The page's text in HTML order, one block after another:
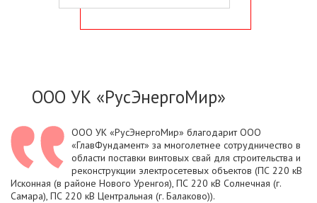
ООО УК «РусЭнергоМир»
ООО УК «РусЭнергоМир» благодарит ООО
«ГлавФундамент» за многолетнее сотрудничество в
области поставки винтовых свай для строительства и
реконструкции электросетевых объектов (ПС 220 кВ
Исконная (в районе Нового Уренгоя), ПС 220 кВ Солнечная (г.
Самара), ПС 220 кВ Центральная (г. Балаково)).